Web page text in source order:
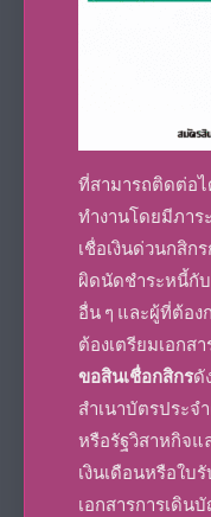
ที่สามารถติดต่อ
ทำงานโดยมีภาร
เชื่อเงินด่วนกสิกร
ผิดนัดชำระหนี้กับ
อื่น ๆ และผู้ที่ต้อง
ต้องเตรียมเอกสา
ขอสินเชื่อกสิกรดั
สำเนาบัตรประจ
หรือรัฐวิสาหกิจแ
เงินเดือนหรือใบ
เอกสารการเดิน